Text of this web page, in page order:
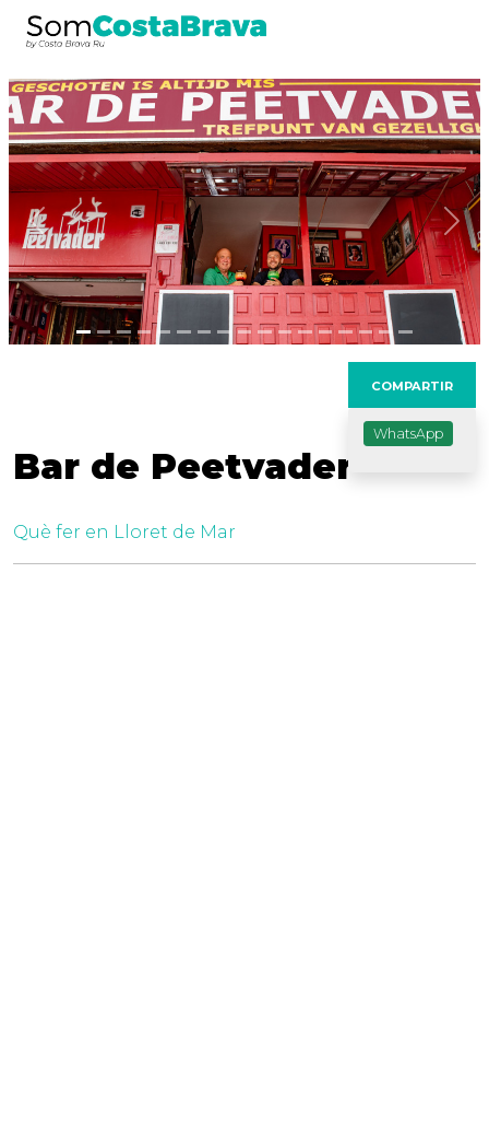
Anterior
Bar de Peetvader
Què fer en Lloret de Mar
COMPARTIR
WhatsApp